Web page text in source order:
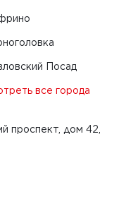
Посад
все города
проспект, дом 42,